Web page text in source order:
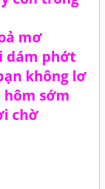
mơ
dám phớt
không lơ
hôm sớm
chờ